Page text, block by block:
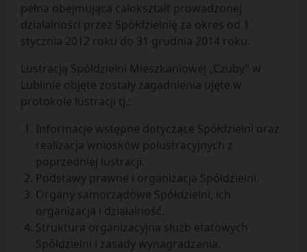
pełna obejmująca całokształt prowadzonej
działalności przez Spółdzielnię za okres od 1
stycznia 2012 roku do 31 grudnia 2014 roku.
Lustracją Spółdzielni Mieszkaniowej „Czuby” w
Lublinie objęte zostały zagadnienia ujęte w
protokole lustracji tj.:
Informacje wstępne dotyczące Spółdzielni oraz
realizacja wniosków polustracyjnych z
poprzedniej lustracji.
Podstawy prawne i organizacja Spółdzielni.
Organy samorządowe Spółdzielni, ich
organizacja i działalność.
Struktura organizacyjna służb etatowych
Spółdzielni i zasady wynagradzania.